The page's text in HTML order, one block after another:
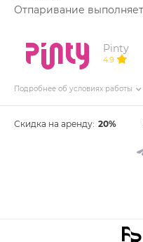
Отпаривание
Pinty
4.9
Подробнее об условиях работы
Скидка на аренду: 20%